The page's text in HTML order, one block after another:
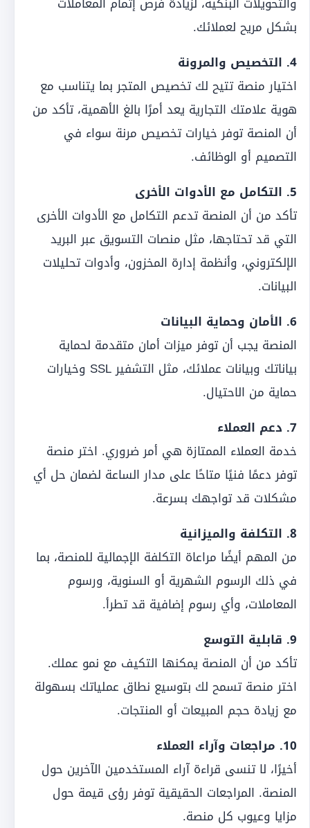
بشكل مريح لعملائك.
4. التخصيص والمرونة
اختيار منصة تتيح لك تخصيص المتجر بما يتناسب مع
هوية علامتك التجارية يعد أمرًا بالغ الأهمية، تأكد من
أن المنصة توفر خيارات تخصيص مرنة سواء في
التصميم أو الوظائف.
5. التكامل مع الأدوات الأخرى
تأكد من أن المنصة تدعم التكامل مع الأدوات الأخرى
التي قد تحتاجها، مثل منصات التسويق عبر البريد
الإلكتروني، وأنظمة إدارة المخزون، وأدوات تحليلات
البيانات.
6. الأمان وحماية البيانات
المنصة يجب أن توفر ميزات أمان متقدمة لحماية
بياناتك وبيانات عملائك، مثل التشفير SSL وخيارات
حماية من الاحتيال.
7. دعم العملاء
خدمة العملاء الممتازة هي أمر ضروري. اختر منصة
توفر دعمًا فنيًا متاحًا على مدار الساعة لضمان حل أي
مشكلات قد تواجهك بسرعة.
8. التكلفة والميزانية
من المهم أيضًا مراعاة التكلفة الإجمالية للمنصة، بما
في ذلك الرسوم الشهرية أو السنوية، ورسوم
المعاملات، وأي رسوم إضافية قد تطرأ.
9. قابلية التوسع
تأكد من أن المنصة يمكنها التكيف مع نمو عملك.
اختر منصة تسمح لك بتوسيع نطاق عملياتك بسهولة
مع زيادة حجم المبيعات أو المنتجات.
10. مراجعات وآراء العملاء
أخيرًا، لا تنسى قراءة آراء المستخدمين الآخرين حول
المنصة. المراجعات الحقيقية توفر رؤى قيمة حول
مزايا وعيوب كل منصة.